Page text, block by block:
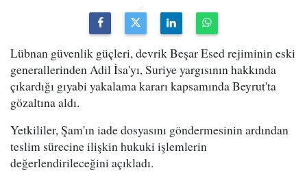
Lübnan güvenlik güçleri, devrik Beşar Esed rejiminin eski
generallerinden Adil İsa'yı, Suriye yargısının hakkında
çıkardığı gıyabi yakalama kararı kapsamında Beyrut'ta
gözaltına aldı.
Yetkililer, Şam'ın iade dosyasını göndermesinin ardından
teslim sürecine ilişkin hukuki işlemlerin
değerlendirileceğini açıkladı.